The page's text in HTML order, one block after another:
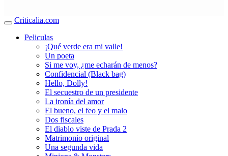
Criticalia.com
Peliculas
¡Qué verde era mi valle!
Un poeta
Si me voy, ¿me echarán de menos?
Confidencial (Black bag)
Hello, Dolly!
El secuestro de un presidente
La ironía del amor
El bueno, el feo y el malo
Dos fiscales
El diablo viste de Prada 2
Matrimonio original
Una segunda vida